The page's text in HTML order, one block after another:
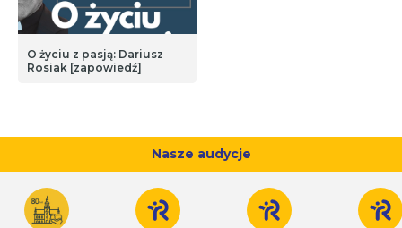
O życiu z pasją: Dariusz
Rosiak [zapowiedź]
Nasze audycje